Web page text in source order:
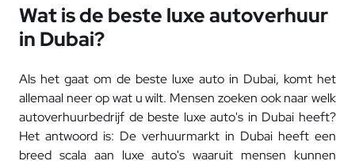
Wat is de beste luxe autoverhuur
in Dubai?
Als het gaat om de beste luxe auto in Dubai, komt het
allemaal neer op wat u wilt. Mensen zoeken ook naar welk
autoverhuurbedrijf de beste luxe auto's in Dubai heeft?
Het antwoord is: De verhuurmarkt in Dubai heeft een
breed scala aan luxe auto's waaruit mensen kunnen